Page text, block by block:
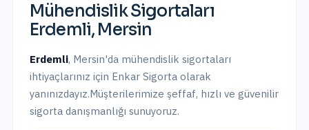
Mühendislik Sigortaları
Erdemli, Mersin
Erdemli, Mersin'da mühendislik sigortaları
ihtiyaçlarınız için Enkar Sigorta olarak
yanınızdayız.Müşterilerimize şeffaf, hızlı ve güvenilir
sigorta danışmanlığı sunuyoruz.